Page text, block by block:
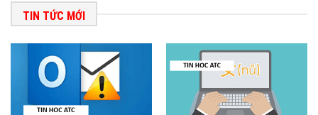
TIN TỨC MỚI